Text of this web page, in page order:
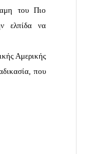
του Πιο
ελπίδα να
Αμερικής
που